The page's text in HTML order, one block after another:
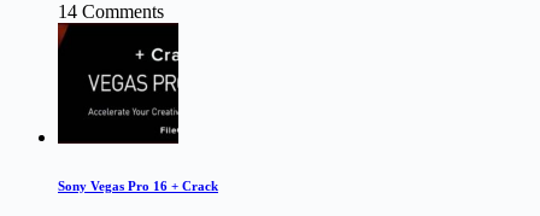
14 Comments
Sony Vegas Pro 16 + Crack